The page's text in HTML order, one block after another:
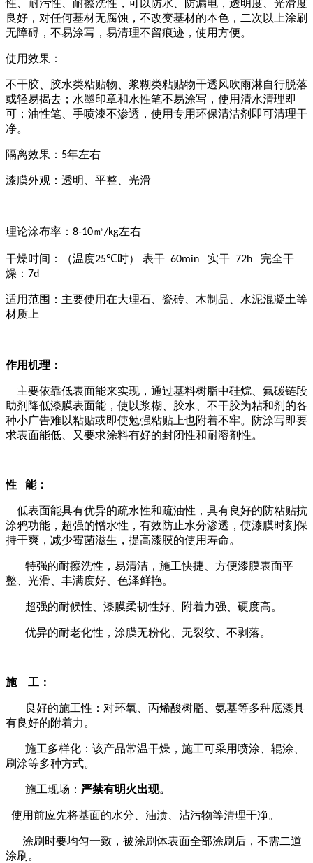
性、耐污性、耐擦洗性，可以防水、防漏电，透明度、光滑度
良好，对任何基材无腐蚀，不改变基材的本色，二次以上涂刷
无障碍，不易涂写，易清理不留痕迹，使用方便。
使用效果：
不干胶、胶水类粘贴物、浆糊类粘贴物干透风吹雨淋自行脱落
或轻易揭去；水墨印章和水性笔不易涂写，使用清水清理即
可；油性笔、手喷漆不渗透，使用专用环保清洁剂即可清理干
净。
隔离效果： 5年左右
漆膜外观：透明、平整、光滑
理论涂布率： 8-10㎡/kg左右
干燥时间：（温度25℃时） 表干 60min 实干 72h 完全干
燥： 7d
适用范围：主要使用在大理石、瓷砖、木制品、水泥混凝土等
材质上
作用机理：
主要依靠低表面能来实现，通过基料树脂中硅烷、氟碳链段
助剂降低漆膜表面能，使以浆糊、胶水、不干胶为粘和剂的各
种小广告难以粘贴或即使勉强粘贴上也附着不牢。防涂写即要
求表面能低、又要求涂料有好的封闭性和耐溶剂性。
性 能：
低表面能具有优异的疏水性和疏油性，具有良好的防粘贴抗
涂鸦功能，超强的憎水性，有效防止水分渗透， 使漆膜时刻保
持干爽，减少霉菌滋生，提高漆膜的使用寿命。
特强的耐擦洗性，易清洁，施工快捷、方便漆膜表面平
整、光滑、丰满度好、色泽鲜艳。
超强的耐候性、漆膜柔韧性好、附着力强、硬度高。
优异的耐老化性，涂膜无粉化、无裂纹、不剥落。
施 工：
良好的施工性：对环氧、丙烯酸树脂、氨基等多种底漆具
有良好的附着力。
施工多样化：该产品常温干燥，施工可采用喷涂、辊涂、
刷涂等多种方式。
施工现场： 严禁有明火出现。
使用前应先将基面的水分、油渍、沾污物等清理干净。
涂刷时要均匀一致，被涂刷体表面全部涂刷后，不需二道
涂刷。